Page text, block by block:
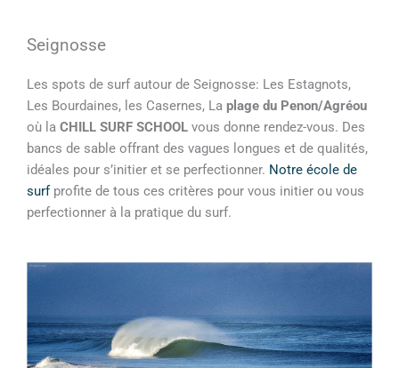
Seignosse
Les spots de surf autour de Seignosse: Les Estagnots,
Les Bourdaines, les Casernes, La plage du Penon/Agréou
où la CHILL SURF SCHOOL vous donne rendez-vous. Des
bancs de sable offrant des vagues longues et de qualités,
idéales pour s’initier et se perfectionner. Notre école de
surf profite de tous ces critères pour vous initier ou vous
perfectionner à la pratique du surf.